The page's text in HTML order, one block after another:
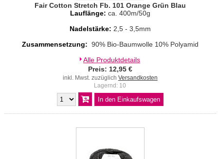
Fair Cotton Stretch Fb. 101 Orange Grün Blau
Lauflänge: ca. 400m/50g
Nadelstärke: 2,5 - 3,5mm
Zusammensetzung: 90% Bio-Baumwolle 10% Polyamid
Alle Produktdetails
Preis: 12,95 €
inkl. Mwst. zuzüglich Versandkosten
Lagernd: 10